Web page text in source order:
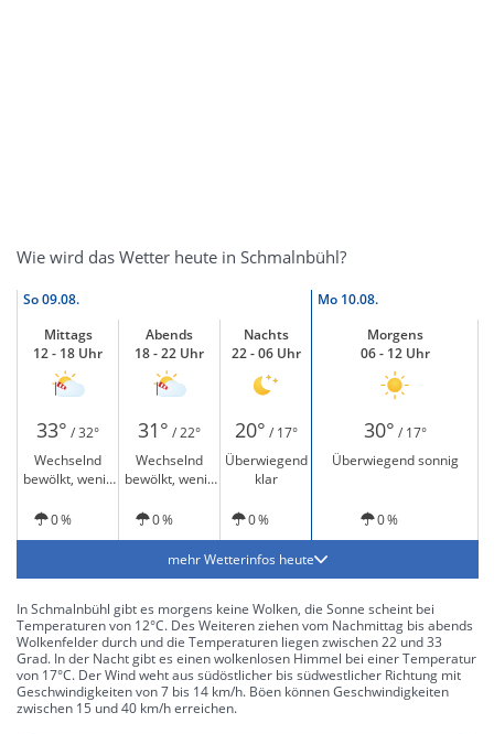
Wie wird das Wetter heute in Schmalnbühl?
So09.08. Mo 10.08.
Mittags
12 - 18 Uhr
Abends
18 - 22 Uhr
Nachts
22 - 06 Uhr
Morgens
06 - 12 Uhr
33° / 32° 31° / 22° 20° / 17° 30° / 17°
Wechselnd
bewölkt, wenig
windig
Wechselnd
bewölkt, wenig
windig
Überwiegend
klar
Überwiegend sonnig
0 % 0 % 0 % 0 %
mehr Wetterinfos heute
In Schmalnbühl gibt es morgens keine Wolken, die Sonne scheint bei
Temperaturen von 12°C. Des Weiteren ziehen vom Nachmittag bis abends
Wolkenfelder durch und die Temperaturen liegen zwischen 22 und 33
Grad. In der Nacht gibt es einen wolkenlosen Himmel bei einer Temperatur
von 17°C. Der Wind weht aus südöstlicher bis südwestlicher Richtung mit
Geschwindigkeiten von 7 bis 14 km/h. Böen können Geschwindigkeiten
zwischen 15 und 40 km/h erreichen.